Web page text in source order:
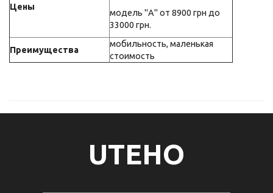
Цены
модель "А" от 8900 грн до
33000 грн.
Преимущества
мобильность, маленькая
стоимость
UTEHO